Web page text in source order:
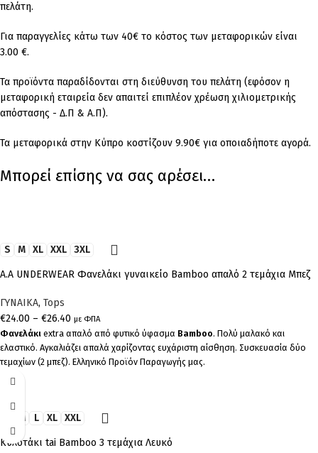
πελάτη.
Για παραγγελίες κάτω των 40€ το κόστος των μεταφορικών είναι
3.00 €.
Τα προϊόντα παραδίδονται στη διεύθυνση του πελάτη (εφόσον η
μεταφορική εταιρεία δεν απαιτεί επιπλέον χρέωση χιλιομετρικής
απόστασης - Δ.Π & Α.Π).
Τα μεταφορικά στην Κύπρο κοστίζουν 9.90€ για οποιαδήποτε αγορά.
Μπορεί επίσης να σας αρέσει…
S M XL XXL 3XL
Α.A UNDERWEAR Φανελάκι γυναικείο Bamboo απαλό 2 τεμάχια Μπεζ
ΓΥΝΑΙΚΑ, Tops
€24.00 – €26.40 με ΦΠΑ
Φανελάκι extra απαλό από φυτικό ύφασμα Bamboo. Πολύ μαλακό και
ελαστικό. Αγκαλιάζει απαλά χαρίζοντας ευχάριστη αίσθηση. Συσκευασία δύο
τεμαχίων (2 μπεζ). Ελληνικό Προϊόν Παραγωγής μας.
M L XL XXL
Κυλοτάκι tai Bamboo 3 τεμάχια Λευκό